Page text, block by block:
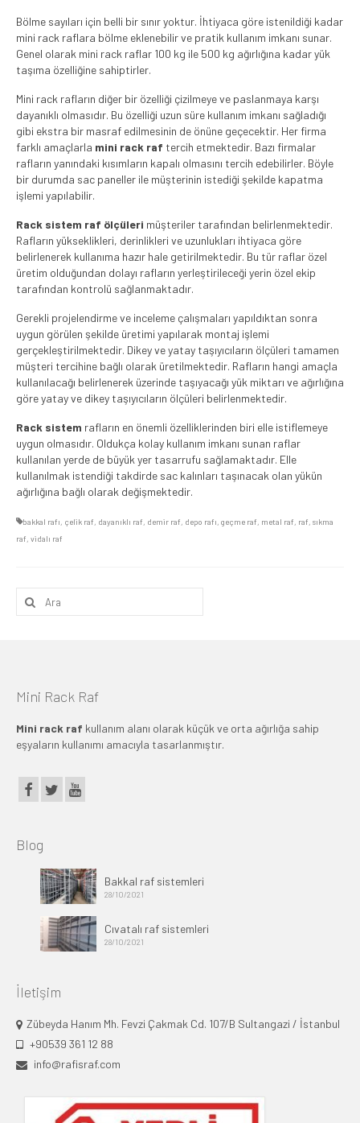
Bölme sayıları için belli bir sınır yoktur. İhtiyaca göre istenildiği kadar
mini rack raflara bölme eklenebilir ve pratik kullanım imkanı sunar.
Genel olarak mini rack raflar 100 kg ile 500 kg ağırlığına kadar yük
taşıma özelliğine sahiptirler.
Mini rack rafların diğer bir özelliği çizilmeye ve paslanmaya karşı
dayanıklı olmasıdır. Bu özelliği uzun süre kullanım imkanı sağladığı
gibi ekstra bir masraf edilmesinin de önüne geçecektir. Her firma
farklı amaçlarla mini rack raf tercih etmektedir. Bazı firmalar
rafların yanındaki kısımların kapalı olmasını tercih edebilirler. Böyle
bir durumda sac paneller ile müşterinin istediği şekilde kapatma
işlemi yapılabilir.
Rack sistem raf ölçüleri müşteriler tarafından belirlenmektedir.
Rafların yükseklikleri, derinlikleri ve uzunlukları ihtiyaca göre
belirlenerek kullanıma hazır hale getirilmektedir. Bu tür raflar özel
üretim olduğundan dolayı rafların yerleştirileceği yerin özel ekip
tarafından kontrolü sağlanmaktadır.
Gerekli projelendirme ve inceleme çalışmaları yapıldıktan sonra
uygun görülen şekilde üretimi yapılarak montaj işlemi
gerçekleştirilmektedir. Dikey ve yatay taşıyıcıların ölçüleri tamamen
müşteri tercihine bağlı olarak üretilmektedir. Rafların hangi amaçla
kullanılacağı belirlenerek üzerinde taşıyacağı yük miktarı ve ağırlığına
göre yatay ve dikey taşıyıcıların ölçüleri belirlenmektedir.
Rack sistem rafların en önemli özelliklerinden biri elle istiflemeye
uygun olmasıdır. Oldukça kolay kullanım imkanı sunan raflar
kullanılan yerde de büyük yer tasarrufu sağlamaktadır. Elle
kullanılmak istendiği takdirde sac kalınları taşınacak olan yükün
ağırlığına bağlı olarak değişmektedir.
bakkal rafı, çelik raf, dayanıklı raf, demir raf, depo rafı, geçme raf, metal raf, raf, sıkma
raf, vidalı raf
Şunu
ara:
Mini Rack Raf
Mini rack raf kullanım alanı olarak küçük ve orta ağırlığa sahip
eşyaların kullanımı amacıyla tasarlanmıştır.
Blog
Bakkal raf sistemleri
28/10/2021
Cıvatalı raf sistemleri
28/10/2021
İletişim
Zübeyda Hanım Mh. Fevzi Çakmak Cd. 107/B Sultangazi / İstanbul
+90539 361 12 88
info@rafisraf.com